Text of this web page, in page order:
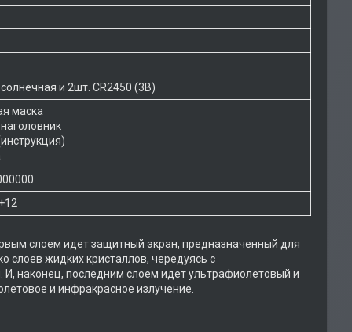
и 2шт. CR2450 (3В)
маска
слоем идет защитный экран, предназначенный для
слоев жидких кристаллов, чередуясь с
наконец, последним слоем идет ультрафиолетовый и
и инфракрасное излучение.